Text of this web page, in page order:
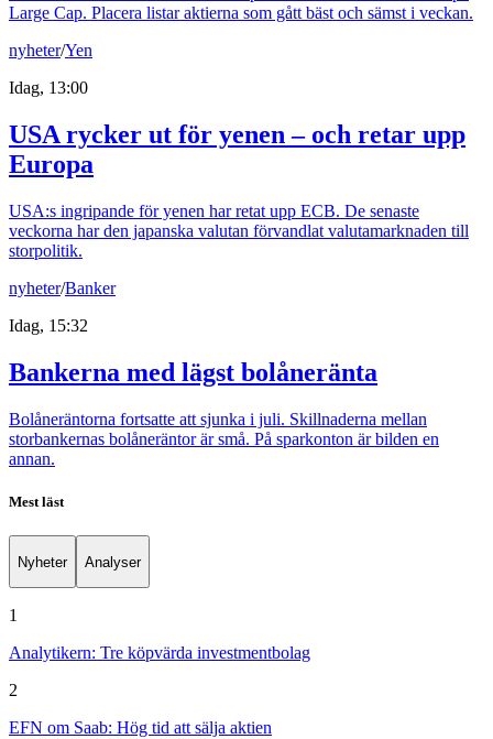
Large Cap. Placera listar aktierna som gått bäst och sämst i veckan.
nyheter/Yen
Idag, 13:00
USA rycker ut för yenen – och retar upp
Europa
USA:s ingripande för yenen har retat upp ECB. De senaste
veckorna har den japanska valutan förvandlat valutamarknaden till
storpolitik.
nyheter/Banker
Idag, 15:32
Bankerna med lägst bolåneränta
Bolåneräntorna fortsatte att sjunka i juli. Skillnaderna mellan
storbankernas bolåneräntor är små. På sparkonton är bilden en
annan.
Mest läst
Nyheter Analyser
1
Analytikern: Tre köpvärda investmentbolag
2
EFN om Saab: Hög tid att sälja aktien